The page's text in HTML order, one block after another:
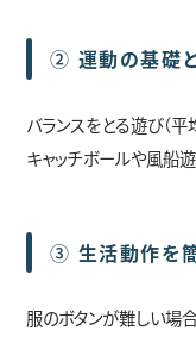
② 運動の基礎
バランスをとる遊び（平
キャッチボールや風船
③ 生活動作を
服のボタンが難しい場